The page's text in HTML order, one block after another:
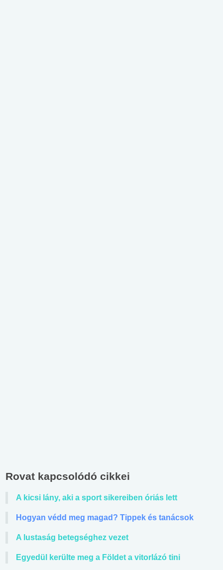
Rovat kapcsolódó cikkei
A kicsi lány, aki a sport sikereiben óriás lett
Hogyan védd meg magad? Tippek és tanácsok
A lustaság betegséghez vezet
Egyedül kerülte meg a Földet a vitorlázó tini